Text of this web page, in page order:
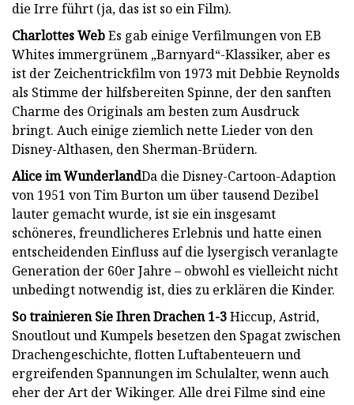
die Irre führt (ja, das ist so ein Film).
Charlottes WebEs gab einige Verfilmungen von EB
Whites immergrünem „Barnyard“-Klassiker, aber es
ist der Zeichentrickfilm von 1973 mit Debbie Reynolds
als Stimme der hilfsbereiten Spinne, der den sanften
Charme des Originals am besten zum Ausdruck
bringt. Auch einige ziemlich nette Lieder von den
Disney-Althasen, den Sherman-Brüdern.
Alice im WunderlandDa die Disney-Cartoon-Adaption
von 1951 von Tim Burton um über tausend Dezibel
lauter gemacht wurde, ist sie ein insgesamt
schöneres, freundlicheres Erlebnis und hatte einen
entscheidenden Einfluss auf die lysergisch veranlagte
Generation der 60er Jahre – obwohl es vielleicht nicht
unbedingt notwendig ist, dies zu erklären die Kinder.
So trainieren Sie Ihren Drachen 1-3Hiccup, Astrid,
Snoutlout und Kumpels besetzen den Spagat zwischen
Drachengeschichte, flotten Luftabenteuern und
ergreifenden Spannungen im Schulalter, wenn auch
eher der Art der Wikinger. Alle drei Filme sind eine